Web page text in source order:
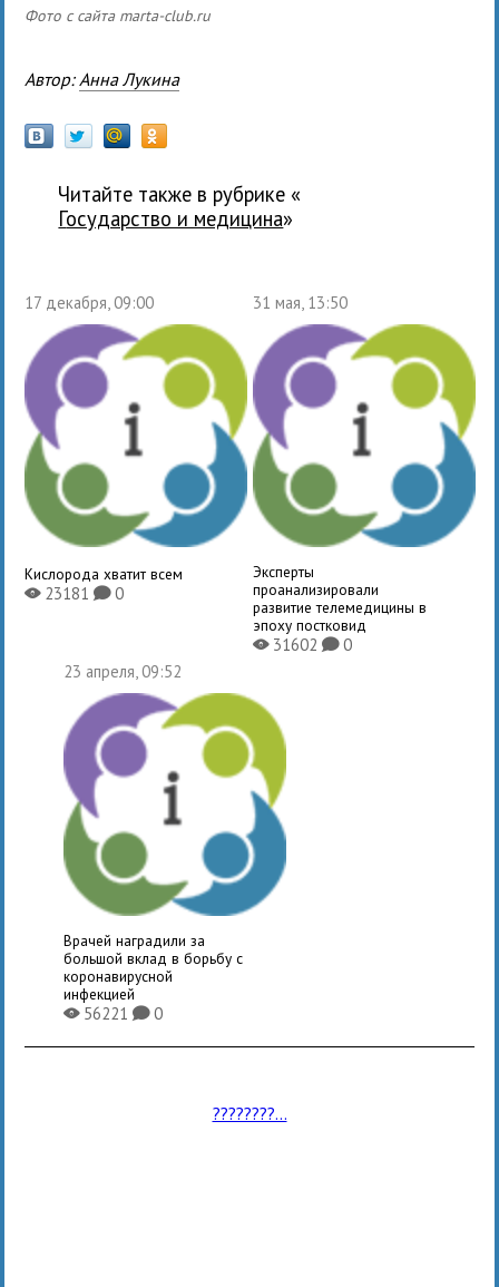
Фото с сайта marta-club.ru
Автор: Анна Лукина
Читайте также в рубрике «
государство и медицина»
17 декабря, 09:00
Кислорода хватит всем
X23181K0
31 мая, 13:50
Эксперты
проанализировали
развитие телемедицины в
эпоху постковид
X31602 K0
23 апреля, 09:52
Врачей наградили за
большой вклад в борьбу с
коронавирусной
инфекцией
X56221K0
????????...